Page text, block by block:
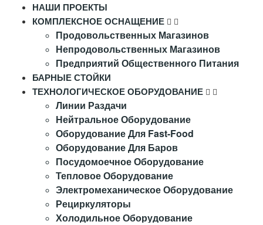
НАШИ ПРОЕКТЫ
КОМПЛЕКСНОЕ ОСНАЩЕНИЕ
Продовольственных Магазинов
Непродовольственных Магазинов
Предприятий Общественного Питания
БАРНЫЕ СТОЙКИ
ТЕХНОЛОГИЧЕСКОЕ ОБОРУДОВАНИЕ
Линии Раздачи
Нейтральное Оборудование
Оборудование Для Fast-Food
Оборудование Для Баров
Посудомоечное Оборудование
Тепловое Оборудование
Электромеханическое Оборудование
Рециркуляторы
Холодильное Оборудование